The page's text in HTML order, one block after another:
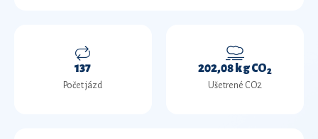
137
Počet jázd
202,08 kg CO2
Ušetrené CO2